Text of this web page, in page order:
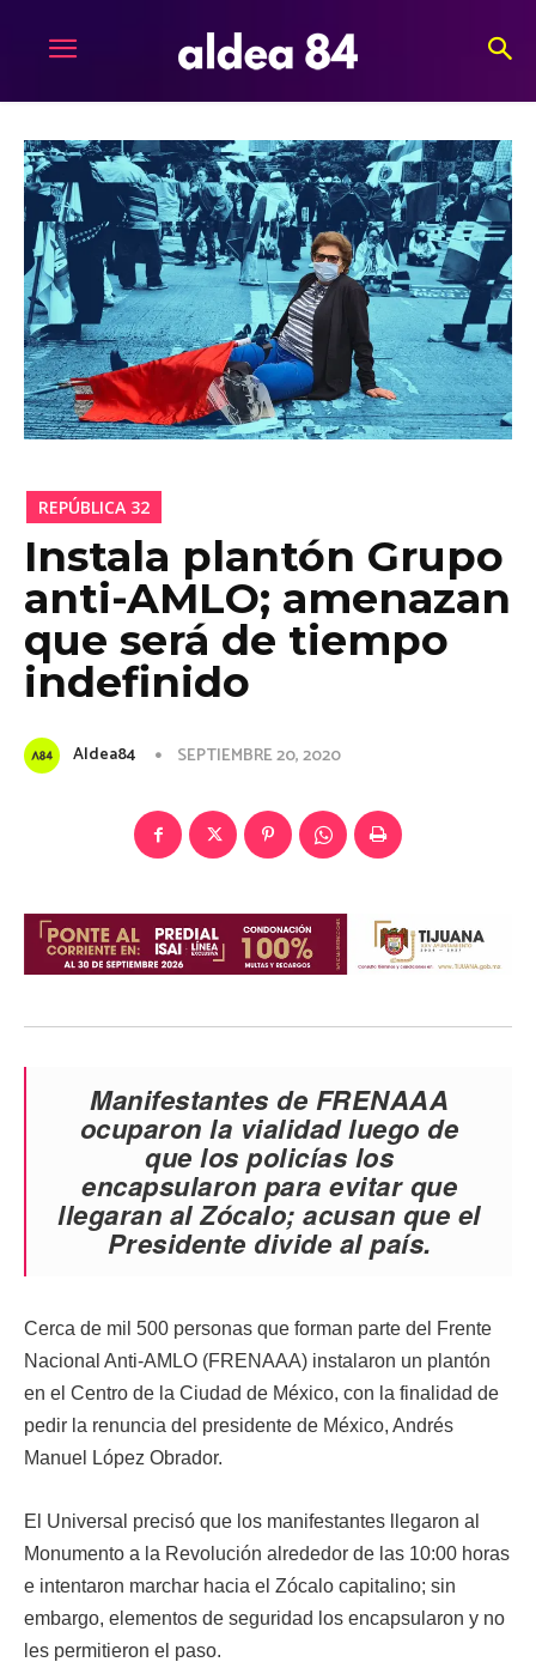
REPÚBLICA 32
Instala plantón Grupo
anti-AMLO; amenazan
que será de tiempo
indefinido
Aldea84 SEPTIEMBRE 20, 2020
Manifestantes de FRENAAA
ocuparon la vialidad luego de
que los policías los
encapsularon para evitar que
llegaran al Zócalo; acusan que el
Presidente divide al país.
Cerca de mil 500 personas que forman parte del Frente
Nacional Anti-AMLO (FRENAAA) instalaron un plantón
en el Centro de la Ciudad de México, con la finalidad de
pedir la renuncia del presidente de México, Andrés
Manuel López Obrador.
El Universal precisó que los manifestantes llegaron al
Monumento a la Revolución alrededor de las 10:00 horas
e intentaron marchar hacia el Zócalo capitalino; sin
embargo, elementos de seguridad los encapsularon y no
les permitieron el paso.